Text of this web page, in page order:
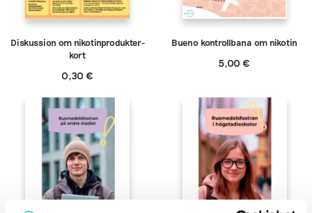
Diskussion om nikotinprodukter-
kort
0,30€
Bueno kontrollbana om nikotin
5,00€